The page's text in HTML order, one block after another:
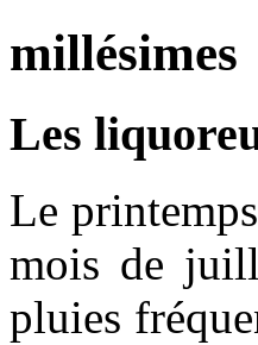
millésimes
Les
Le
mois de
pluies